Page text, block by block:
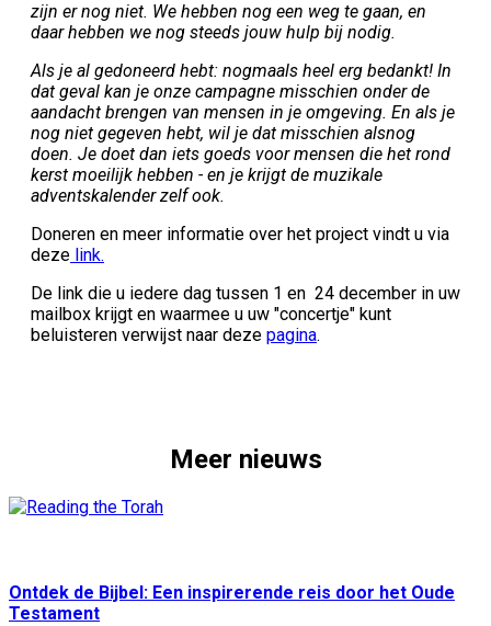
zijn er nog niet. We hebben nog een weg te gaan, en
daar hebben we nog steeds jouw hulp bij nodig.
Als je al gedoneerd hebt: nogmaals heel erg bedankt! In
dat geval kan je onze campagne misschien onder de
aandacht brengen van mensen in je omgeving. En als je
nog niet gegeven hebt, wil je dat misschien alsnog
doen. Je doet dan iets goeds voor mensen die het rond
kerst moeilijk hebben - en je krijgt de muzikale
adventskalender zelf ook.
Doneren en meer informatie over het project vindt u via
deze link.
De link die u iedere dag tussen 1 en 24 december in uw
mailbox krijgt en waarmee u uw "concertje" kunt
beluisteren verwijst naar deze pagina.
Meer nieuws
Ontdek de Bijbel: Een inspirerende reis door het Oude
Testament